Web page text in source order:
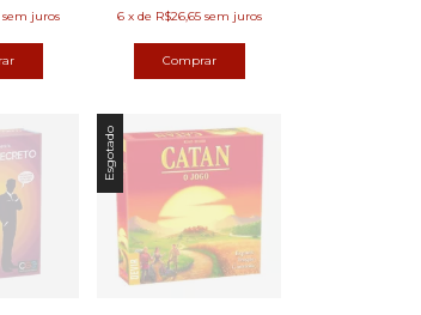
sem juros 6 x de R$26,65 sem juros
Esgotado